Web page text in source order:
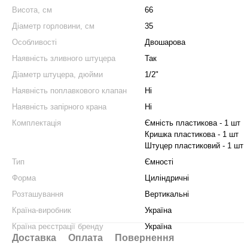
Висота, см
66
Діаметр горловини, см
35
Особливості
Двошарова
Наявність зливного штуцера
Так
Діаметр штуцера, дюйми
1/2"
Наявність поплавкового клапан
Ні
Наявність запірного крана
Ні
Комплектація
Ємність пластикова - 1 шт
Кришка пластикова - 1 шт
Штуцер пластиковий - 1 шт
Тип
Ємності
Форма
Циліндричні
Розташування
Вертикальні
Країна-виробник
Україна
Країна реєстрації бренду
Україна
Доставка Оплата
Повернення